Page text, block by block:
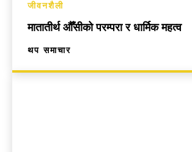
जीवनशैली
मातातीर्थ औँसीको परम्परा र धार्मिक महत्व
थप समाचार